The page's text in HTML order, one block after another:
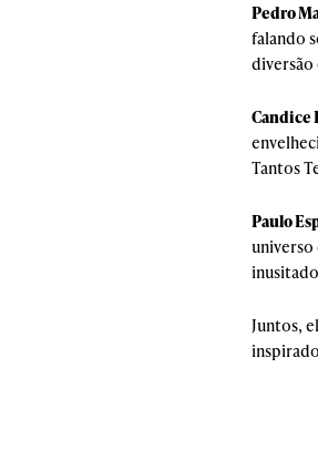
Pedro
falando
diversão
Candice
Tantos
Paulo
universo
Juntos,